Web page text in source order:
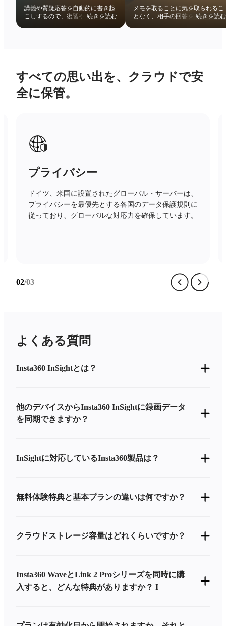
講義や質疑応答を自動的に書き起
こしするので、復習やノートの整
... 続きを読む
メモを取ることに気を取られるこ
となく、相手の回答を簡単に記録
... 続きを読む
すべての思い出を、クラウドで安
全に保管。
安全性
高度な暗号化技術、信頼できる保護メカニズム、厳格
なアクセス制御が、お客様のデータを完全なセキュリ
ティで保護します。
03/03
よくある質問
Insta360 InSightとは？
他のデバイスからInsta360 InSightに録画データ
を同期できますか？
InSightに対応しているInsta360製品は？
無料体験特典と基本プランの違いは何ですか？
クラウドストレージ容量はどれくらいですか？
Insta360 WaveとLink 2 Proシリーズを同時に購
入すると、どんな特典がありますか？ I